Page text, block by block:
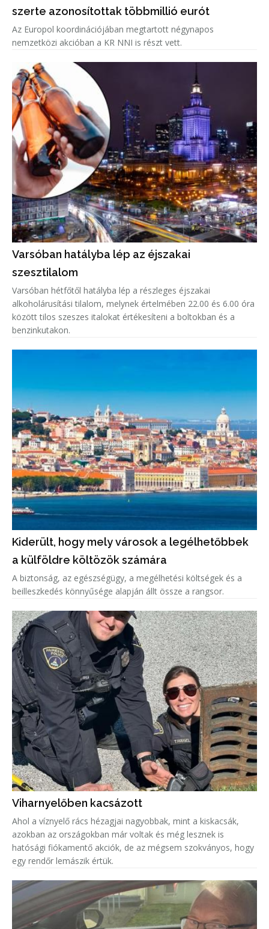
szerte azonosítottak többmillió eurót
Az Europol koordinációjában megtartott négynapos
nemzetközi akcióban a KR NNI is részt vett.
Varsóban hatályba lép az éjszakai
szesztilalom
Varsóban hétfőtől hatályba lép a részleges éjszakai
alkoholárusítási tilalom, melynek értelmében 22.00 és 6.00 óra
között tilos szeszes italokat értékesíteni a boltokban és a
benzinkutakon.
Kiderült, hogy mely városok a legélhetőbbek
a külföldre költözök számára
A biztonság, az egészségügy, a megélhetési költségek és a
beilleszkedés könnyűsége alapján állt össze a rangsor.
Viharnyelőben kacsázott
Ahol a víznyelő rács hézagjai nagyobbak, mint a kiskacsák,
azokban az országokban már voltak és még lesznek is
hatósági fiókamentő akciók, de az mégsem szokványos, hogy
egy rendőr lemászik értük.